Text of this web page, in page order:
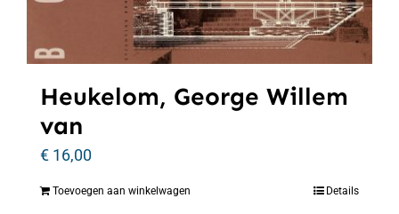
Heukelom, George Willem
van
€ 16,00
Toevoegen aan winkelwagen Details